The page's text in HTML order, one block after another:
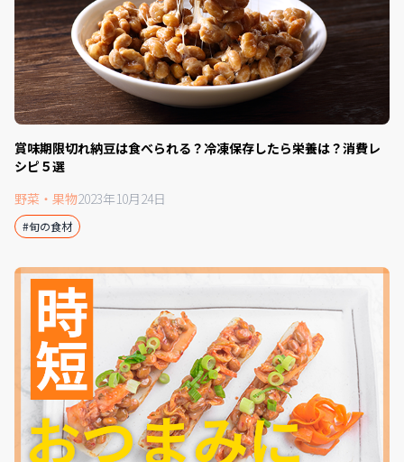
賞味期限切れ納豆は食べられる？冷凍保存したら栄養は？消費レ
シピ５選
野菜・果物2023年10月24日
#旬の食材